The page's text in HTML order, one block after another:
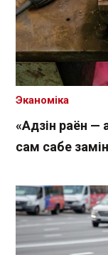
«Адзін раён —
сам сабе
Эканоміка